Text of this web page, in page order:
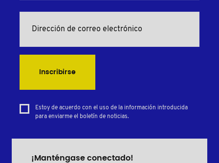
Inscribirse
Estoy de acuerdo con el uso de la información introducida
para enviarme el boletín de noticias.
¡Manténgase conectado!